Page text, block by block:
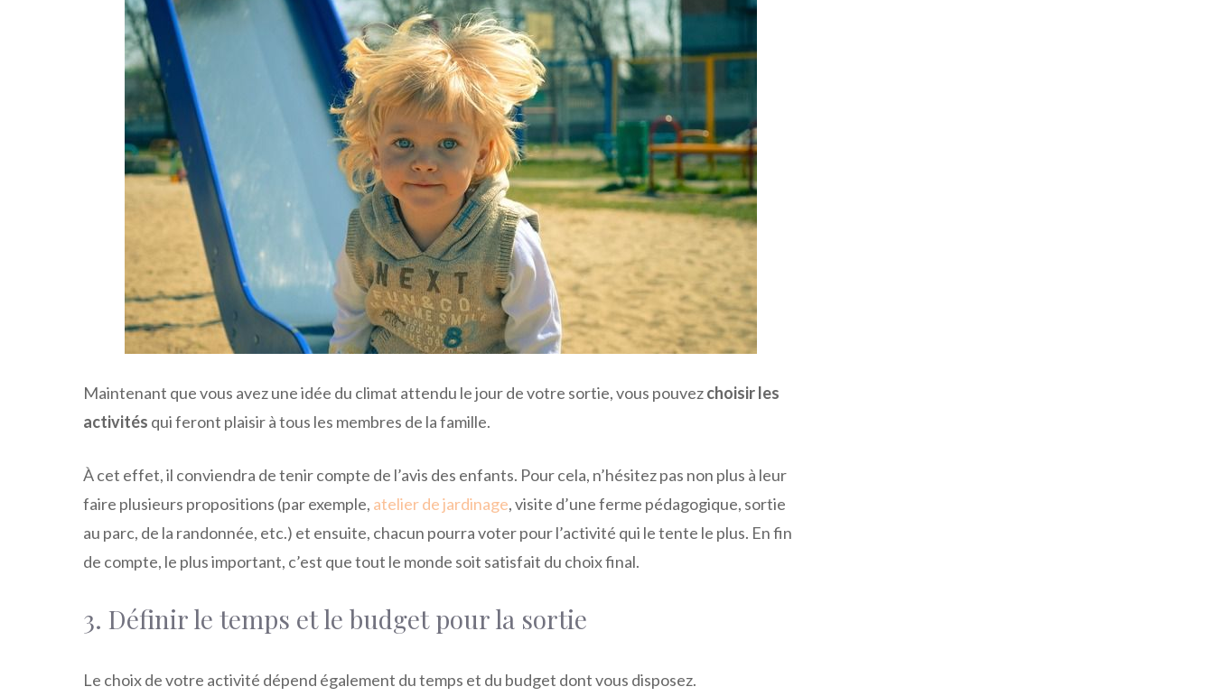
Maintenant que vous avez une idée du climat attendu le jour de votre sortie, vous pouvezchoisir les
activités qui feront plaisir à tous les membres de la famille.
À cet effet, il conviendra de tenir compte de l’avis des enfants. Pour cela, n’hésitez pas non plus à leur
faire plusieurs propositions (par exemple, atelier de jardinage, visite d’une ferme pédagogique, sortie
au parc, de la randonnée, etc.) et ensuite, chacun pourra voter pour l’activité qui le tente le plus. En fin
de compte, le plus important, c’est que tout le monde soit satisfait du choix final.
3. Définir le temps et le budget pour la sortie
Le choix de votre activité dépend également du temps et du budget dont vous disposez.